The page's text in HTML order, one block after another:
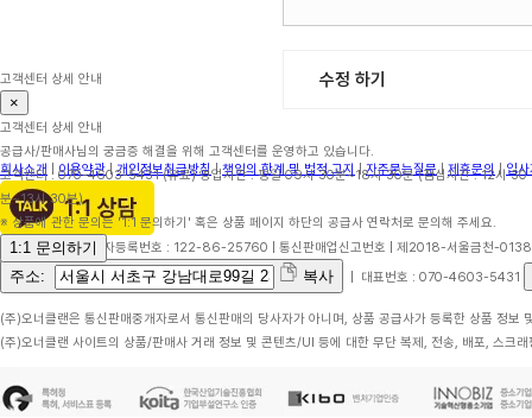
수정 하기